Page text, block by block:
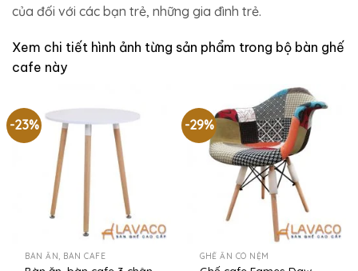
của đối với các bạn trẻ, những gia đình trẻ.
Xem chi tiết hình ảnh từng sản phẩm trong bộ bàn ghế
cafe này
-23%
BÀN ĂN, BÀN CAFE
-29%
GHẾ ĂN CÓ NỆM